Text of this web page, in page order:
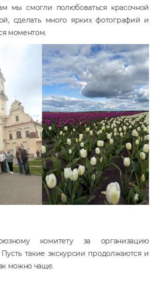
мы смогли полюбоваться красочной
сделать много ярких фотографий и
моментом.
комитету за организацию
такие экскурсии продолжаются и
можно чаще.